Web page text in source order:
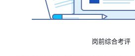
岗前综合考评